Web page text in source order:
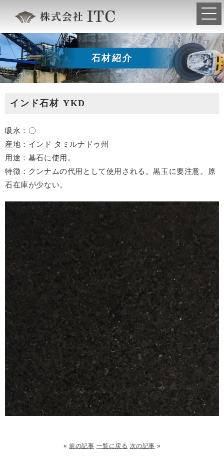
石材紹介
インド石材 YKD
吸水：〇
産地：インド タミルナドゥ州
用途：墓石に使用。
特徴：クンナムの代用として使用される。黒玉に要注意。原
石在庫が少ない。
«前の記事 一覧に戻る 次の記事 »